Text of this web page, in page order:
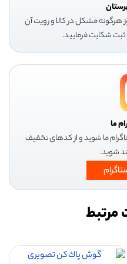
هرگونه مشکل در کالا و رویت آن
ما
ما شوید و از کدهای تخفیف
شوید.